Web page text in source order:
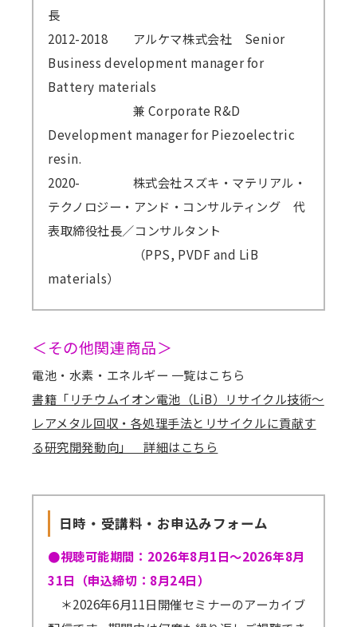
長
2012-2018
アルケマ株式会社 Senior
Business development manager for
Battery materials
兼 Corporate R&D
Development manager for Piezoelectric
resin.
2020-
株式会社スズキ・マテリアル・
テクノロジー・アンド・コンサルティング 代
表取締役社長／コンサルタント
（PPS, PVDF and LiB
materials）
＜その他関連商品＞
電池・水素・エネルギー 一覧はこちら
書籍「リチウムイオン電池（LiB）リサイクル技術～
レアメタル回収・各処理手法とリサイクルに貢献す
る研究開発動向」 詳細はこちら
日時・受講料・お申込みフォーム
●視聴可能期間：2026年8月1日～2026年8月
31日（申込締切：8月24日）
＊2026年6月11日開催セミナーのアーカイブ